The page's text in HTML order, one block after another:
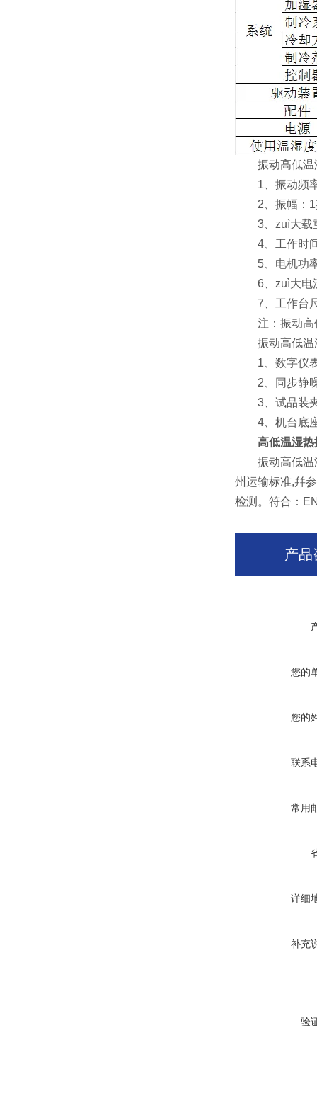
振动高低温
1、振动频率
2、振幅：1
3、zuì大载
4、工作时间
5、电机功
6、zuì大电
7、工作台尺
注：振动高
振动高低温
1、数字仪表
2、同步静噪
3、试品装夹
4、机台底座
高低温湿
振动高低温湿
州运输标准,幷
检测。符合：
产品
您的
您的
联系
常用
详细
补充
验